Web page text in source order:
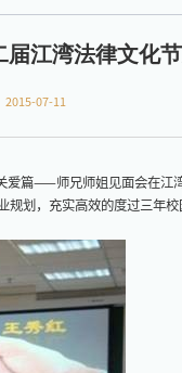
江湾法律文化
2015-07-11
篇——师兄师姐见面会在江
划，充实高效的度过三年